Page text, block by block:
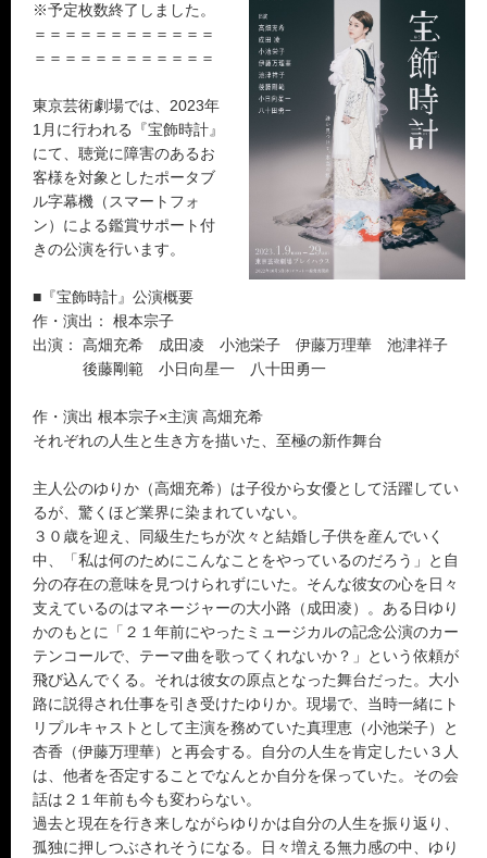
※予定枚数終了しました。
＝＝＝＝＝＝＝＝＝＝＝＝
＝＝＝＝＝＝＝＝＝＝＝＝
東京芸術劇場では、2023年
1月に行われる『宝飾時計』
にて、聴覚に障害のあるお
客様を対象としたポータブ
ル字幕機（スマートフォ
ン）による鑑賞サポート付
きの公演を行います。
■『宝飾時計』公演概要
作・演出： 根本宗子
出演： 高畑充希 成田凌 小池栄子 伊藤万理華 池津祥子
後藤剛範 小日向星一 八十田勇一
作・演出 根本宗子×主演 高畑充希
それぞれの人生と生き方を描いた、至極の新作舞台
主人公のゆりか（高畑充希）は子役から女優として活躍してい
るが、驚くほど業界に染まれていない。
３０歳を迎え、同級生たちが次々と結婚し子供を産んでいく
中、「私は何のためにこんなことをやっているのだろう」と自
分の存在の意味を見つけられずにいた。そんな彼女の心を日々
支えているのはマネージャーの大小路（成田凌）。ある日ゆり
かのもとに「２１年前にやったミュージカルの記念公演のカー
テンコールで、テーマ曲を歌ってくれないか？」という依頼が
飛び込んでくる。それは彼女の原点となった舞台だった。大小
路に説得され仕事を引き受けたゆりか。現場で、当時一緒にト
リプルキャストとして主演を務めていた真理恵（小池栄子）と
杏香（伊藤万理華）と再会する。自分の人生を肯定したい３人
は、他者を否定することでなんとか自分を保っていた。その会
話は２１年前も今も変わらない。
過去と現在を行き来しながらゆりかは自分の人生を振り返り、
孤独に押しつぶされそうになる。日々増える無力感の中、ゆり